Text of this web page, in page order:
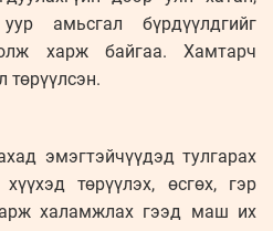
амьсгал бүрдүүлдгийг
харж байгаа. Хамтарч
төрүүлсэн.
эмэгтэйчүүдэд тулгарах
төрүүлэх, өсгөх, гэр
халамжлах гээд маш их